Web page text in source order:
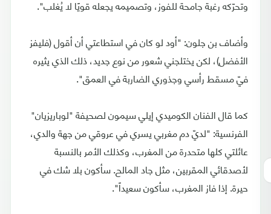
وتحرّكه رغبة جامحة للفوز، وتصميمه يجعله قويًا لا يُغلب".
وأضاف بن جلون: "أود لو كان في استطاعتي أن أقول (فليفز
الأفضل)، لكن يختلجني شعور من نوع جديد، ذلك الذي يثيره
فيّ مسقط رأسي وجذوري الضاربة في العمق".
كما قال الفنان الكوميدي إيلي سيمون لصحيفة "لوباريزيان"
الفرنسية: "لديّ دم مغربي يسري في عروقي من جهة والدي،
عائلتي كلها متحدرة من المغرب، وكذلك الأمر بالنسبة
لأصدقائي المقربين، مثل جاد المالح. سأكون بلا شك في
حيرة. إذا فاز المغرب، سأكون سعيداً".